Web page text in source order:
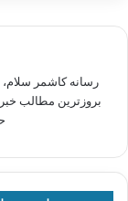
بروزترین مطالب